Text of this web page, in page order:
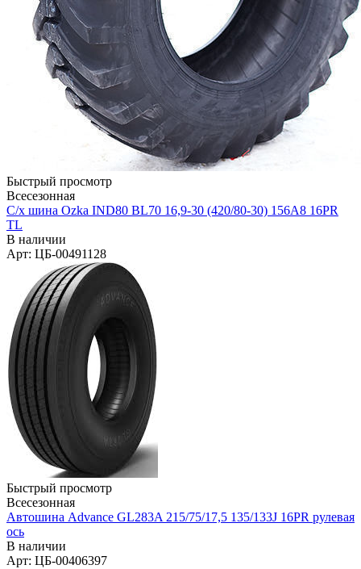
Быстрый просмотр
Всесезонная
С/х шина Ozka IND80 BL70 16,9-30 (420/80-30) 156A8 16PR
ТL
В наличии
Арт: ЦБ-00491128
Быстрый просмотр
Всесезонная
Автошина Advance GL283A 215/75/17,5 135/133J 16PR рулевая
ось
В наличии
Арт: ЦБ-00406397